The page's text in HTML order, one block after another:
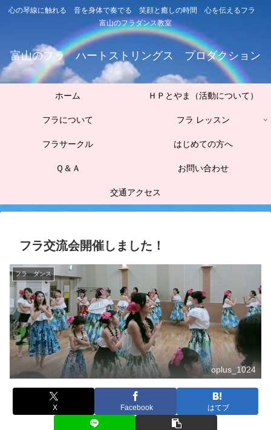
心の琴線に触れる 音を身体で奏でる 笑顔と癒しの時間 心を伝えるフラ
富山のフラダンス教室
富山のフラ ハートストリングス プロダクション
ホーム ＨＰとやま（活動について）
フラについて フラ レッスン
フラサークル はじめての方へ
Ｑ＆Ａ お問い合わせ
交通アクセス
フラ交流会開催しました！
フラ ダンス
oplus_1024
X Facebook はてブ